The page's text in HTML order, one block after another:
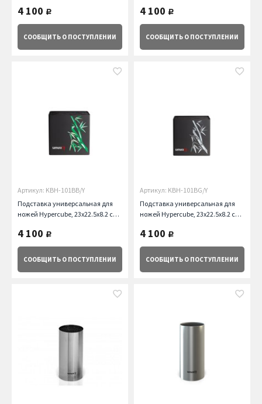
4 100 руб.
СООБЩИТЬ О ПОСТУПЛЕНИИ
4 100 руб.
СООБЩИТЬ О ПОСТУПЛЕНИИ
Артикул: KBH-101BB/Y
Подставка универсальная для
ножей Hypercube, 23x22.5x8.2 см,
4 100 руб.
СООБЩИТЬ О ПОСТУПЛЕНИИ
Артикул: KBH-101BG/Y
Подставка универсальная для
ножей Hypercube, 23x22.5x8.2 см,
4 100 руб.
СООБЩИТЬ О ПОСТУПЛЕНИИ